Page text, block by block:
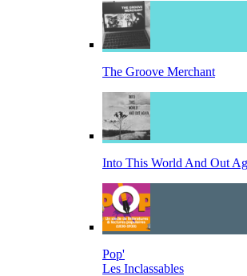
The Groove Merchant
Into This World And Out
Pop'
Les Inclassables